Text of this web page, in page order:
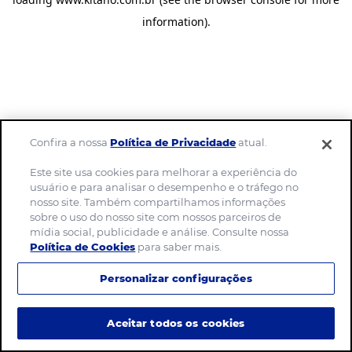
information).
Confira a nossaPolítica de Privacidadeatual.
Este site usa cookies para melhorar a experiência do
usuário e para analisar o desempenho e o tráfego no
nosso site. Também compartilhamos informações
sobre o uso do nosso site com nossos parceiros de
mídia social, publicidade e análise. Consulte nossa
Política de Cookies para saber mais.
Personalizar configurações
Aceitar todos os cookies